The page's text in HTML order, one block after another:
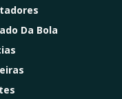
Da Bola